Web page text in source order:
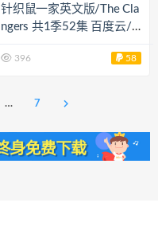
针织鼠一家英文版/The Cla
ngers 共1季52集 百度云/
396 58
… 7